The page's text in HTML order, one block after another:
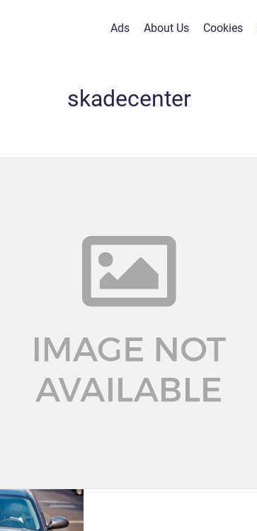
Ads About Us Cookies
skadecenter